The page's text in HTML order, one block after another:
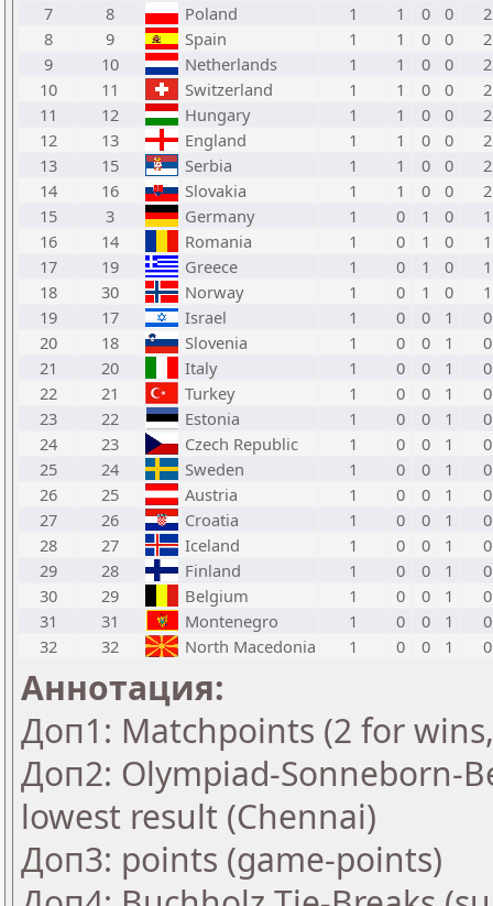
7
8 Poland 1 1 0 0
2
8
9 Spain 1 1 0 0
2
9
10 Netherlands 1 1 0 0
2
10
11 Switzerland 1 1 0 0
2
11
12 Hungary 1 1 0 0
2
12
13 England 1 1 0 0
2
13
15 Serbia 1 1 0 0
2
14
16 Slovakia 1 1 0 0
2
15
3 Germany 1 0 1 0
1
16
14 Romania 1 0 1 0
1
17
19 Greece 1 0 1 0
1
18
30 Norway 1 0 1 0
1
19
17 Israel 1 0 0 1
0
20
18 Slovenia 1 0 0 1
0
21
20 Italy 1 0 0 1
0
22
21 Turkey 1 0 0 1
0
23
22 Estonia 1 0 0 1
0
24
23 Czech Republic 1 0 0 1
0
25
24 Sweden 1 0 0 1
0
26
25 Austria 1 0 0 1
0
27
26 Croatia 1 0 0 1
0
28
27 Iceland 1 0 0 1
0
29
28 Finland 1 0 0 1
0
30
29 Belgium 1 0 0 1
0
31
31 Montenegro 1 0 0 1
0
32
32 North Macedonia 1 0 0 1 0
Аннотация:
Доп1: Matchpoints (2 for
Доп2: Olympiad-Sonneborn-
lowest result (Chennai)
Доп3: points (game-points)